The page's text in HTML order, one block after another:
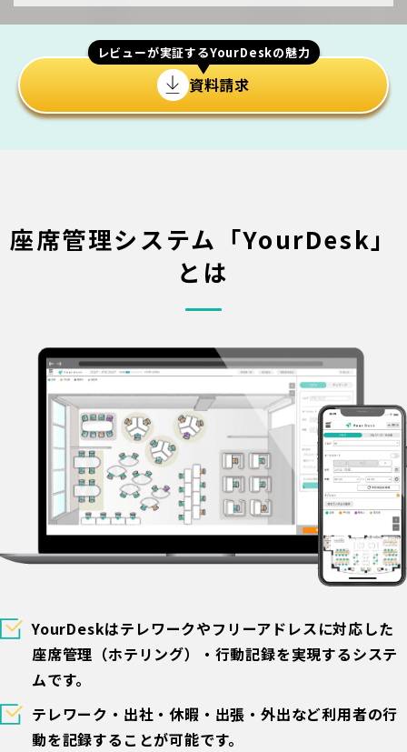
資料請求
レビューが実証するYourDeskの魅力
座席管理システム「YourDesk」
とは
YourDeskはテレワークやフリーアドレスに対応した
座席管理（ホテリング）・行動記録を実現するシステ
ムです。
テレワーク・出社・休暇・出張・外出など利用者の行
動を記録することが可能です。